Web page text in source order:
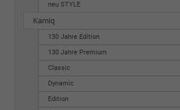
neu STYLE
Kamiq
130 Jahre Edition
130 Jahre Premium
Classic
Dynamic
Edition